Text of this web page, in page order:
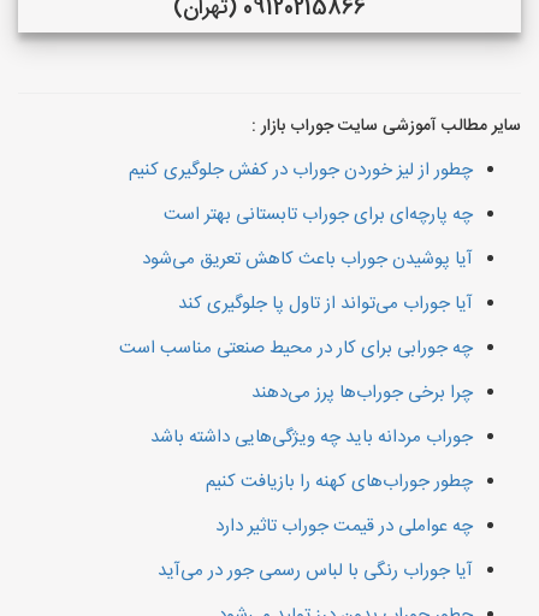
09120215866 (تهران)
مطالب آموزشی سایت جوراب بازار :
چطور از لیز خوردن جوراب در کفش جلوگیری کنیم
چه پارچه‌ای برای جوراب تابستانی بهتر است
آیا پوشیدن جوراب باعث کاهش تعریق می‌شود
آیا جوراب‌ می‌تواند از تاول پا جلوگیری کند
چه جورابی برای کار در محیط صنعتی مناسب است
چرا برخی جوراب‌ها پرز می‌دهند
جوراب مردانه باید چه ویژگی‌هایی داشته باشد
چطور جوراب‌های کهنه را بازیافت کنیم
چه عواملی در قیمت جوراب تاثیر دارد
آیا جوراب رنگی با لباس رسمی جور در می‌آید